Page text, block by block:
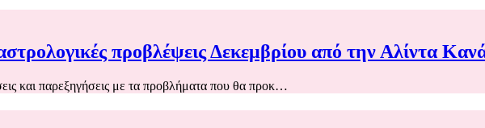
προβλέψεις Δεκεμβρίου από την Αλίντα
και παρεξηγήσεις με τα προβλήματα που θα προκ…